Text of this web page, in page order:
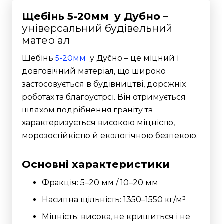
Щебінь 5-20мм у Дубно –
універсальний будівельний
матеріал
Щебінь 5-20мм у Дубно – це міцний і
довговічний матеріал, що широко
застосовується в будівництві, дорожніх
роботах та благоустрої. Він отримується
шляхом подрібнення граніту та
характеризується високою міцністю,
морозостійкістю й екологічною безпекою.
Основні характеристики
Фракція: 5–20 мм / 10–20 мм
Насипна щільність: 1350–1550 кг/м³
Міцність: висока, не кришиться і не